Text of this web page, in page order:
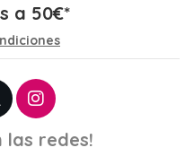
a 50€*
las redes!